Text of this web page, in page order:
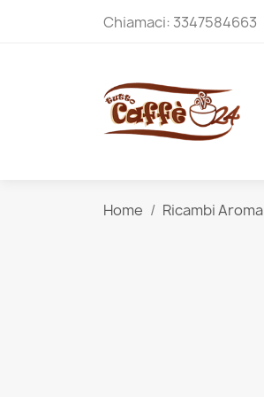
Chiamaci: 3347584663
Home Ricambi Aroma